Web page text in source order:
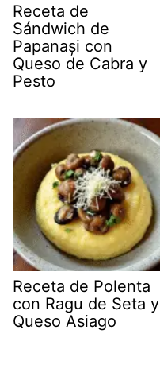
Receta de
Sándwich de
Papanași con
Queso de Cabra y
Pesto
Receta de Polenta
con Ragu de Seta y
Queso Asiago